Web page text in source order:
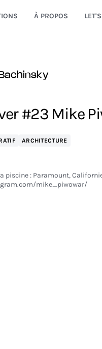
À PROPOS
#23 Mike
ARCHITECTURE
piscine : Paramount,
mike_piwowar/